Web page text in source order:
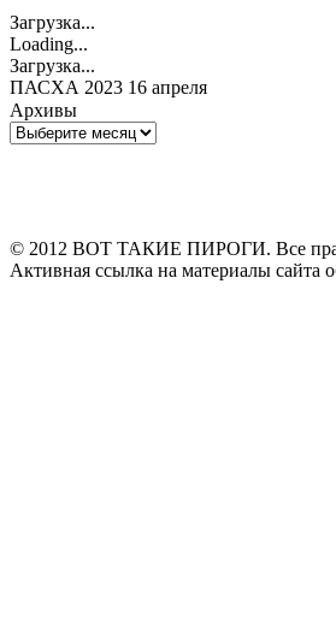
Загрузка...
Loading...
Загрузка...
ПАСХА 2023 16 апреля
Архивы
Архивы
© 2012 ВОТ ТАКИЕ ПИРОГИ. Все
Активная ссылка на материалы сайта